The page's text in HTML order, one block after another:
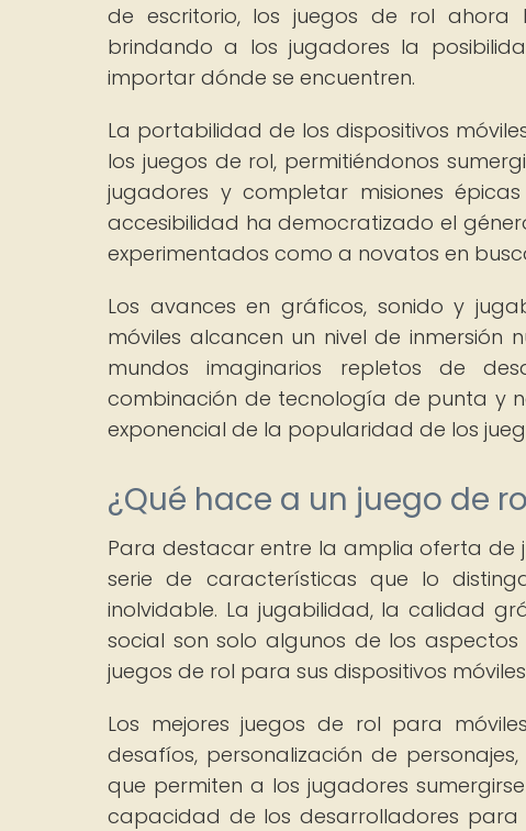
de escritorio, los juegos de rol ahora
brindando a los jugadores la
importar dónde se encuentren.
La portabilidad de los dispositivos
los juegos de rol, permitiéndonos
jugadores y completar misiones
accesibilidad ha democratizado el
experimentados como a novatos en
Los avances en gráficos, sonido y
móviles alcancen un nivel de
mundos imaginarios repletos de
combinación de tecnología de punta y
exponencial de la popularidad de los
¿Qué hace a un juego de
Para destacar entre la amplia oferta de
serie de características que lo
inolvidable. La jugabilidad, la calidad
social son solo algunos de los
juegos de rol para sus dispositivos
Los mejores juegos de rol para
desafíos, personalización de
que permiten a los jugadores
capacidad de los desarrolladores para